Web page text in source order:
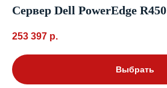
Сервер Dell PowerEdge R450
253 397 р.
Выбрать